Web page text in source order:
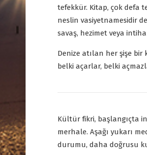
tefekkür. Kitap, çok defa
neslin vasiyetnamesidir
savaş, hezimet veya
Denize atılan her şişe
belki açarlar, belki
Kültür fikri, başlangıçta
merhale. Aşağı yukarı
durumu, daha doğrusu